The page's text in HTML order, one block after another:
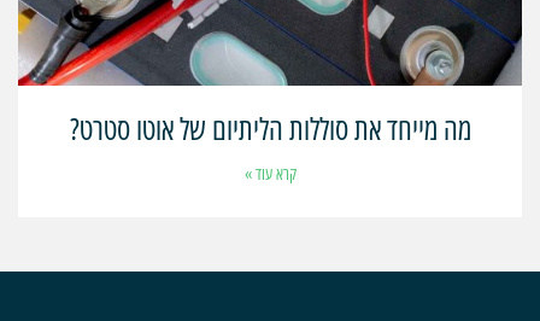
מה מייחד את סוללות הליתיום של אוטו סטרט?
קרא עוד »